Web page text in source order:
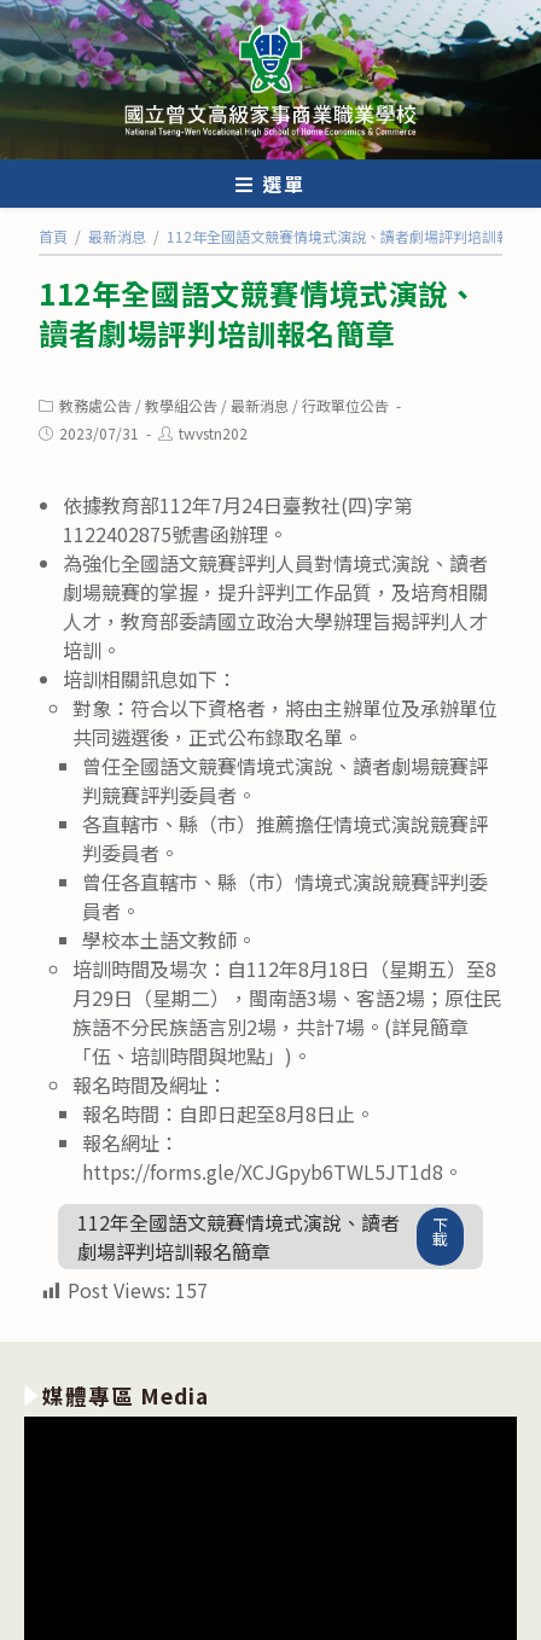
跳
轉
至
內
選單
首頁 / 最新消息 / 112年全國語文競賽情境式演說、讀者劇場評判培訓報名
112年全國語文競賽情境式演說、
讀者劇場評判培訓報名簡章
Post
category:
教務處公告 /教學組公告 /最新消息 /行政單位公告
Post2023/07/31
Posttwvstn202
依據教育部112年7月24日臺教社(四)字第
1122402875號書函辦理。
為強化全國語文競賽評判人員對情境式演說、讀者
劇場競賽的掌握，提升評判工作品質，及培育相關
人才，教育部委請國立政治大學辦理旨揭評判人才
培訓。
培訓相關訊息如下：
對象：符合以下資格者，將由主辦單位及承辦單位
共同遴選後，正式公布錄取名單。
曾任全國語文競賽情境式演說、讀者劇場競賽評
判競賽評判委員者。
各直轄市、縣（市）推薦擔任情境式演說競賽評
判委員者。
曾任各直轄市、縣（市）情境式演說競賽評判委
員者。
學校本土語文教師。
培訓時間及場次：自112年8月18日（星期五）至8
月29日（星期二），閩南語3場、客語2場；原住民
族語不分民族語言別2場，共計7場。(詳見簡章
「伍、培訓時間與地點」)。
報名時間及網址：
報名時間：自即日起至8月8日止。
報名網址：
https://forms.gle/XCJGpyb6TWL5JT1d8。
112年全國語文競賽情境式演說、讀者
劇場評判培訓報名簡章
下
載
Post Views: 157
媒體專區 Media